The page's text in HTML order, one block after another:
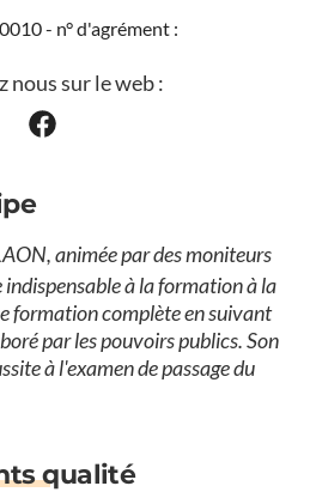
- n° d'agrément :
nous sur le web :
animée par des moniteurs
indispensable à la formation à la
formation complète en suivant
par les pouvoirs publics. Son
à l'examen de passage du
qualité